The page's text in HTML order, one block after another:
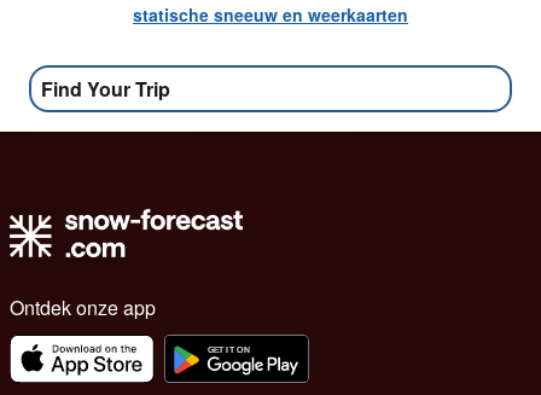
statische sneeuw en weerkaarten
Find Your Trip
Ontdek onze app